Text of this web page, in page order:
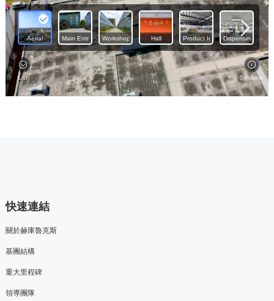
快速連結
關於赫庫魯克斯
基團結構
重大里程碑
領導團隊